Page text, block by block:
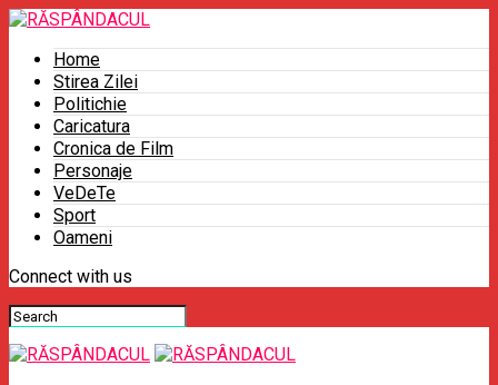
Home
Stirea Zilei
Politichie
Caricatura
Cronica de Film
Personaje
VeDeTe
Sport
Oameni
Connect with us